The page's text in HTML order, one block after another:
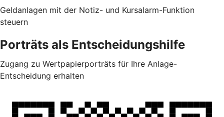
Geldanlagen mit der Notiz- und Kursalarm-Funktion
steuern
Porträts als Entscheidungshilfe
Zugang zu Wertpapierporträts für Ihre Anlage-
Entscheidung erhalten